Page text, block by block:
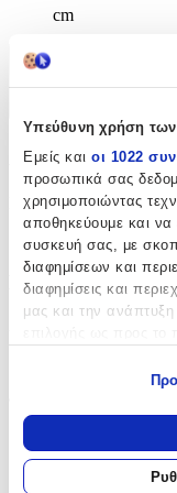
Υπεύθυνη χρήση
Εμείς και οι 1022
προσωπικά σας
χρησιμοποιώντας
αποθηκεύουμε και
συσκευή σας, με
διαφημίσεων και
διαφημίσεις και
μας και την
Να
σας τοποθεσία,
απόσταση
cm
Χαρακτηριστικά
Κατασκευαστής:
Bagtrotter
Βασικά
Χρώμα